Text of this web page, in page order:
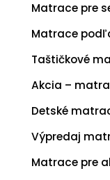
Matrace pre
Matrace
Taštičkové
Akcia –
Detské
Výpredaj
Matrace pre